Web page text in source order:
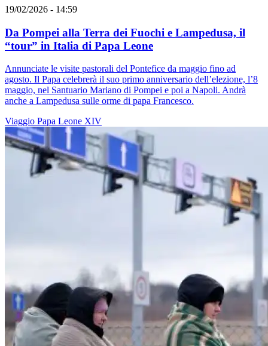
19/02/2026 - 14:59
Da Pompei alla Terra dei Fuochi e Lampedusa, il
“tour” in Italia di Papa Leone
Annunciate le visite pastorali del Pontefice da maggio fino ad
agosto. Il Papa celebrerà il suo primo anniversario dell’elezione, l’8
maggio, nel Santuario Mariano di Pompei e poi a Napoli. Andrà
anche a Lampedusa sulle orme di papa Francesco.
Viaggio Papa Leone XIV